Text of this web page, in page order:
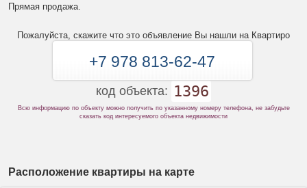
Прямая продажа.
Пожалуйста, скажите что это объявление Вы нашли на Квартиро
+7 978 813-62-47
код объекта: 1396
Всю информацию по объекту можно получить по указанному номеру телефона, не забудьте
сказать код интересуемого объекта недвижимости
Расположение квартиры на карте